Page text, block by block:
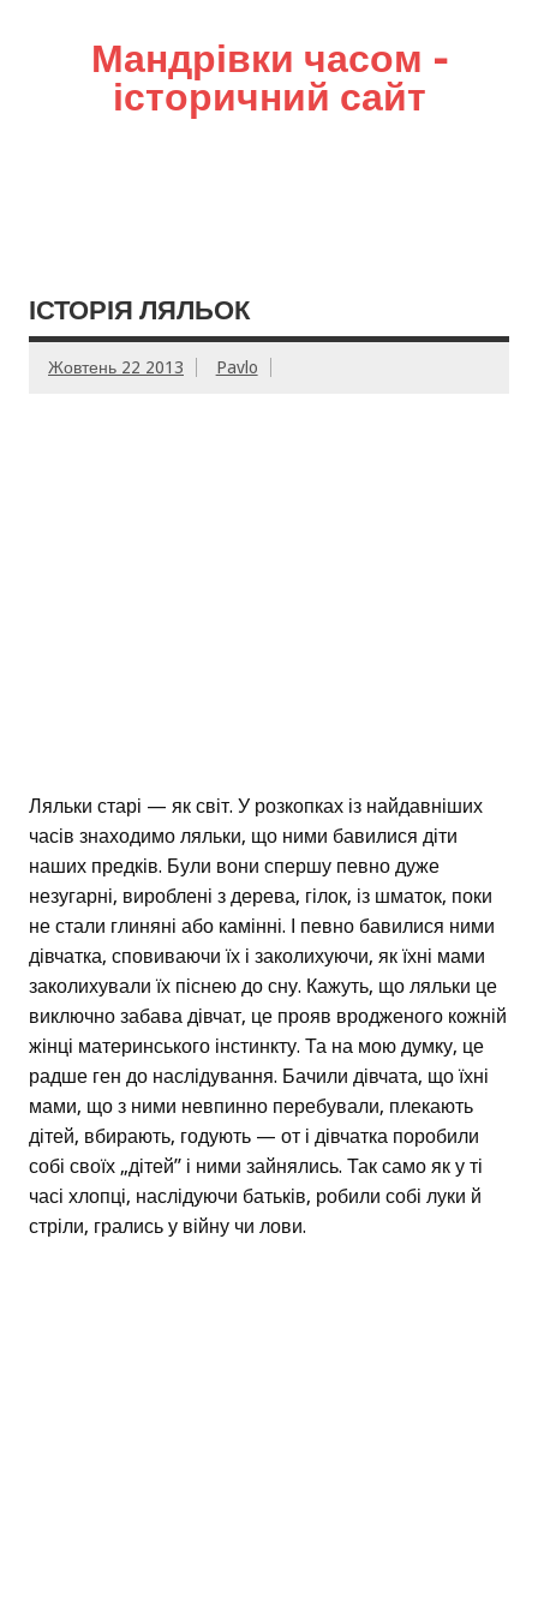
Мандрівки часом –
історичний сайт
ІСТОРІЯ ЛЯЛЬОК
Жовтень 22 2013 Pavlo
Ляльки старі — як світ. У розкопках із найдавніших
часів знаходимо ляльки, що ними бавилися діти
наших предків. Були вони спершу певно дуже
незугарні, вироблені з дерева, гілок, із шматок, поки
не стали глиняні або камінні. І певно бавилися ними
дівчатка, сповиваючи їх і заколихуючи, як їхні мами
заколихували їх піснею до сну. Кажуть, що ляльки це
виключно забава дівчат, це прояв вродженого кожній
жінці материнського інстинкту. Та на мою думку, це
радше ген до наслідування. Бачили дівчата, що їхні
мами, що з ними невпинно перебували, плекають
дітей, вбирають, годують — от і дівчатка поробили
собі своїх „дітей” і ними зайнялись. Так само як у ті
часі хлопці, наслідуючи батьків, робили собі луки й
стріли, грались у війну чи лови.